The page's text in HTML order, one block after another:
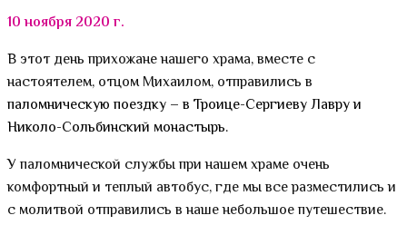
10 ноября 2020 г.
В этот день прихожане нашего храма, вместе с
настоятелем, отцом Михаилом, отправились в
паломническую поездку – в Троице-Сергиеву Лавру и
Николо-Сольбинский монастырь.
У паломнической службы при нашем храме очень
комфортный и теплый автобус, где мы все разместились и
с молитвой отправились в наше небольшое путешествие.